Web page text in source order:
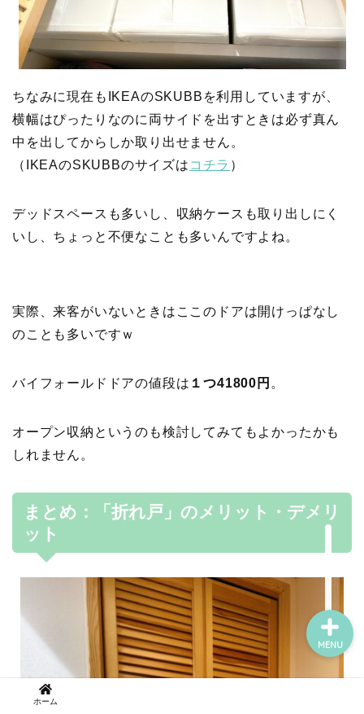
ちなみに現在もIKEAのSKUBBを利用していますが、
横幅はぴったりなのに両サイドを出すときは必ず真ん
中を出してからしか取り出せません。
（IKEAのSKUBBのサイズは コチラ ）
デッドスペースも多いし、収納ケースも取り出しにく
いし、ちょっと不便なことも多いんですよね。
実際、来客がいないときはここのドアは開けっぱなし
のことも多いですｗ
バイフォールドドアの値段は １つ41800円 。
オープン収納というのも検討してみてもよかったかも
しれません。
まとめ：「折れ戸」のメリット・デメリ
ット
ホーム
MENU
いろいろお掃除
買ってよかったもの